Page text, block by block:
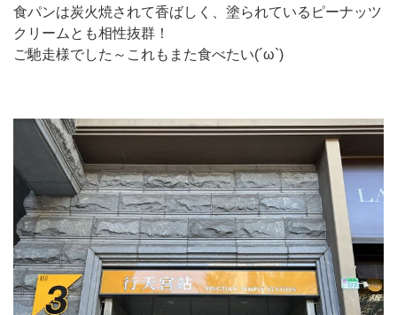
食パンは炭火焼されて香ばしく、塗られているピーナッツ
クリームとも相性抜群！
ご馳走様でした～これもまた食べたい(´ω`)